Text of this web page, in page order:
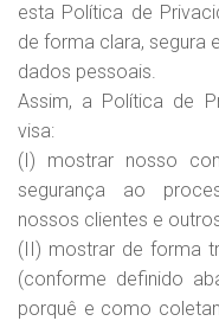
esta Política de
de forma clara, segura
dados pessoais.
Assim, a Política de
visa:
(I) mostrar nosso
segurança ao
nossos clientes e
(II) mostrar de forma
(conforme definido
porquê e como